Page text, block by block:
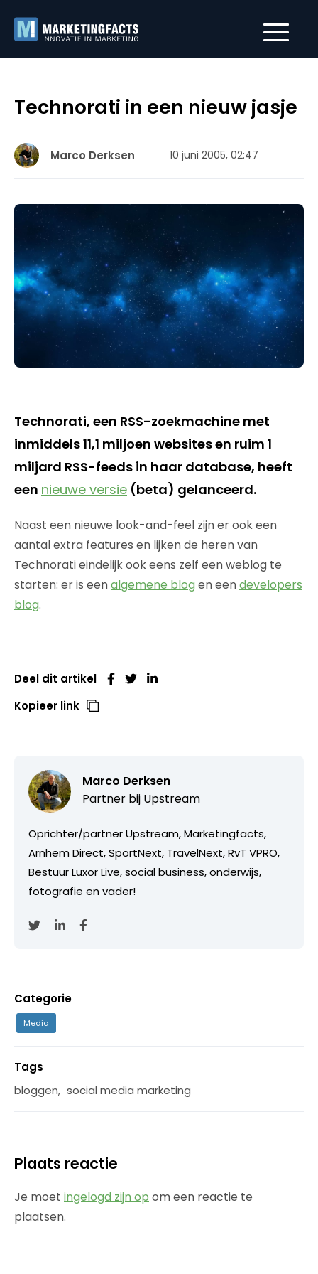
Technorati in een nieuw jasje
Marco Derksen 10 juni 2005, 02:47
Technorati, een RSS-zoekmachine met
inmiddels 11,1 miljoen websites en ruim 1
miljard RSS-feeds in haar database, heeft
een nieuwe versie (beta) gelanceerd.
Naast een nieuwe look-and-feel zijn er ook een
aantal extra features en lijken de heren van
Technorati eindelijk ook eens zelf een weblog te
starten: er is eenalgemene blog en eendevelopers
blog.
Deel dit artikel
Kopieer link
Marco Derksen
Partner bij Upstream
Oprichter/partner Upstream, Marketingfacts,
Arnhem Direct, SportNext, TravelNext, RvT VPRO,
Bestuur Luxor Live, social business, onderwijs,
fotografie en vader!
Categorie
Media
Tags
bloggen, social media marketing
Plaats reactie
Je moet ingelogd zijn op om een reactie te
plaatsen.